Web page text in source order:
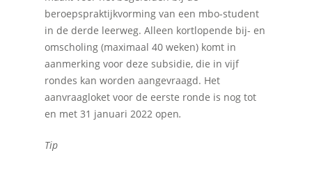
beroepspraktijkvorming van een mbo-student
in de derde leerweg. Alleen kortlopende bij- en
omscholing (maximaal 40 weken) komt in
aanmerking voor deze subsidie, die in vijf
rondes kan worden aangevraagd. Het
aanvraagloket voor de eerste ronde is nog tot
en met 31 januari 2022 open.
Tip